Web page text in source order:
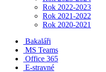
Rok 2022-2023
Rok 2021-2022
Rok 2020-2021
Bakaláři
MS Teams
Office 365
E-stravné